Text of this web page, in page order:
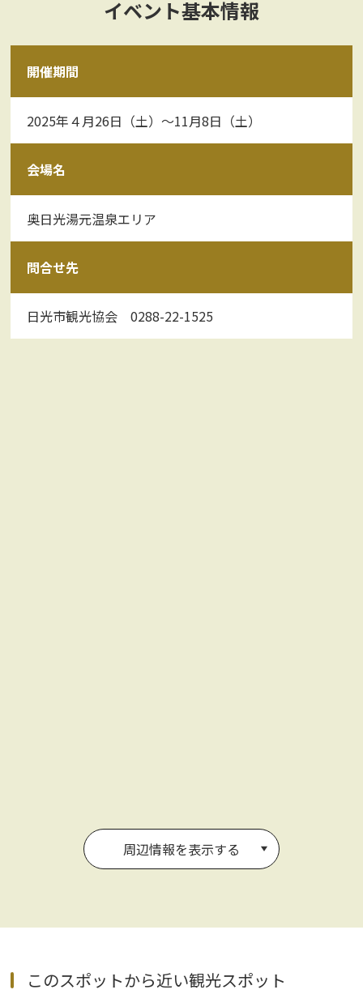
イベント基本情報
開催期間
2025年４月26日（土）～11月8日（土）
会場名
奥日光湯元温泉エリア
問合せ先
日光市観光協会 0288-22-1525
周辺情報を表示する
このスポットから近い観光スポット